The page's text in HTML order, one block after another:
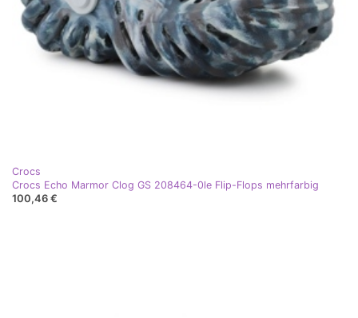
Crocs
Crocs Echo Marmor Clog GS 208464-0le Flip-Flops mehrfarbig
100,46 €